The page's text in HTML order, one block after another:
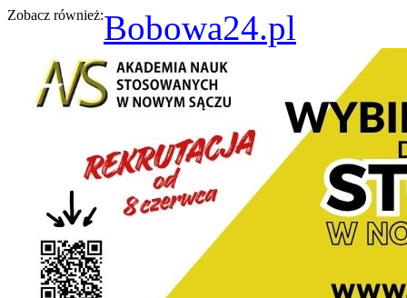
Zobacz również:Bobowa24.pl